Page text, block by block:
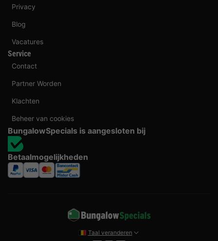
Privacy
Blog
Vacatures
Service
Contact
Partner Worden
Klachten
Beheer van cookies
BungalowSpecials is aangesloten bij
Betaalmogelijkheden
Taal veranderen